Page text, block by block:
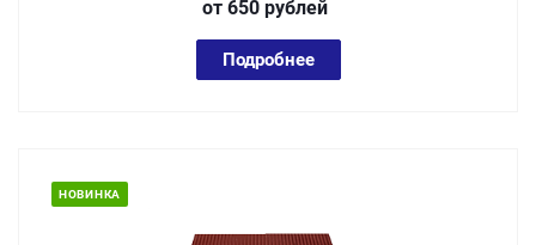
от 650 рублей
Подробнее
НОВИНКА